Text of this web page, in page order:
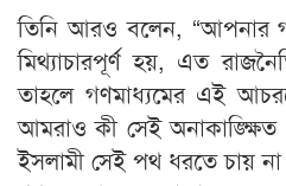
তিনি আরও বলেন, “আপনার
মিথ্যাচারপূর্ণ হয়, এত
তাহলে গণমাধ্যমের এই
আমরাও কী সেই
ইসলামী সেই পথ ধরতে চায়